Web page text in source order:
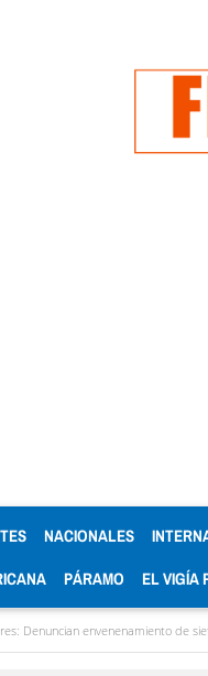
NACIONALES
PÁRAMO EL VIGÍA
de siete mascotas en El